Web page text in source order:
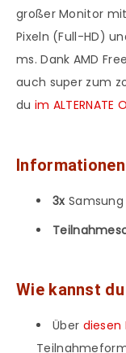
großer Monitor
Pixeln (Full-HD)
ms. Dank AMD
auch super zum
du im ALTERNATE
3x Samsung
Wie kannst
Über diesen